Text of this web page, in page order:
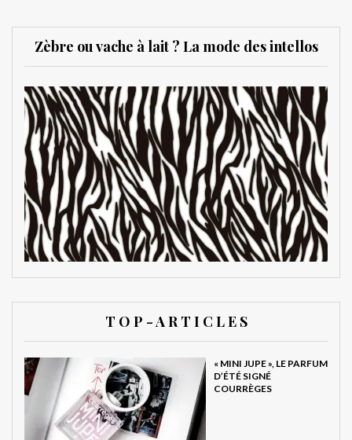
Zèbre ou vache à lait ? La mode des intellos
T O P - A R T I C L E S
« MINI JUPE », LE PARFUM
D’ÉTÉ SIGNÉ
COURRÈGES